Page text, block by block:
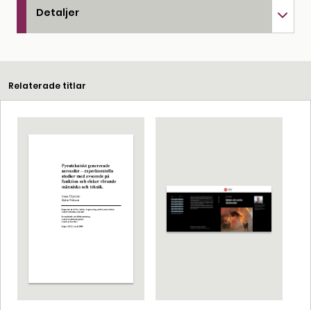
Detaljer
Relaterade titlar